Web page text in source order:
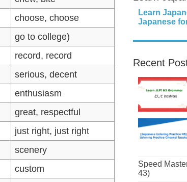
choose, choose
go to college)
record, record
serious, decent
enthusiasm
great, respectful
just right, just right
scenery
custom
Learn
Japanese
Recent
Speed
43)